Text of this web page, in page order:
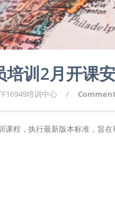
培训2月开课
培训中心 /
课程，执行最新版本标准，旨在